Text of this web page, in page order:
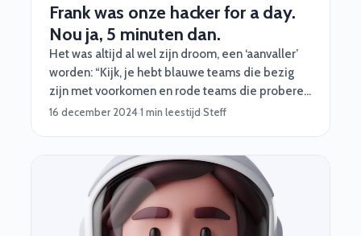
Frank was onze hacker for a day.
Nou ja, 5 minuten dan.
Het was altijd al wel zijn droom, een ‘aanvaller’
worden: “Kijk, je hebt blauwe teams die bezig
zijn met voorkomen en rode teams die proberen
binnen te komen. Ik ben altijd een rode geweest
16 december 2024·1 min leestijd·Steff